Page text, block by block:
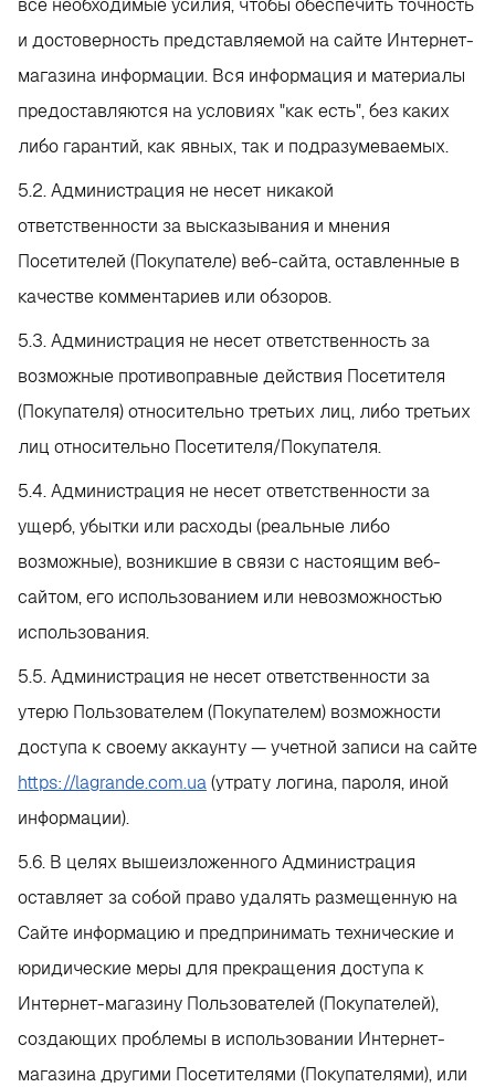
все необходимые усилия, чтобы обеспечить точность
и достоверность представляемой на сайте Интернет-
магазина информации. Вся информация и материалы
предоставляются на условиях "как есть", без каких
либо гарантий, как явных, так и подразумеваемых.
5.2. Администрация не несет никакой
ответственности за высказывания и мнения
Посетителей (Покупателе) веб-сайта, оставленные в
качестве комментариев или обзоров.
5.3. Администрация не несет ответственность за
возможные противоправные действия Посетителя
(Покупателя) относительно третьих лиц, либо третьих
лиц относительно Посетителя/Покупателя.
5.4. Администрация не несет ответственности за
ущерб, убытки или расходы (реальные либо
возможные), возникшие в связи с настоящим веб-
сайтом, его использованием или невозможностью
использования.
5.5. Администрация не несет ответственности за
утерю Пользователем (Покупателем) возможности
доступа к своему аккаунту — учетной записи на сайте
https://lagrande.com.ua(утрату логина, пароля, иной
информации).
5.6. В целях вышеизложенного Администрация
оставляет за собой право удалять размещенную на
Сайте информацию и предпринимать технические и
юридические меры для прекращения доступа к
Интернет-магазину Пользователей (Покупателей),
создающих проблемы в использовании Интернет-
магазина другими Посетителями (Покупателями), или